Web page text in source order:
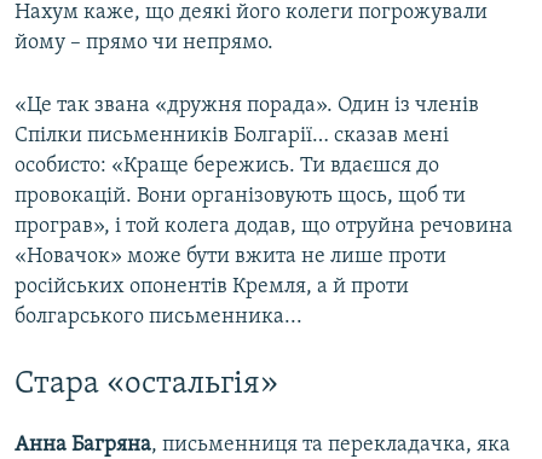
Нахум каже, що деякі його колеги погрожували
йому – прямо чи непрямо.
«Це так звана «дружня порада». Один із членів
Спілки письменників Болгарії… сказав мені
особисто: «Краще бережись. Ти вдаєшся до
провокацій. Вони організовують щось, щоб ти
програв», і той колега додав, що отруйна речовина
«Новачок» може бути вжита не лише проти
російських опонентів Кремля, а й проти
болгарського письменника...
Стара «остальгія»
Анна Багряна, письменниця та перекладачка, яка